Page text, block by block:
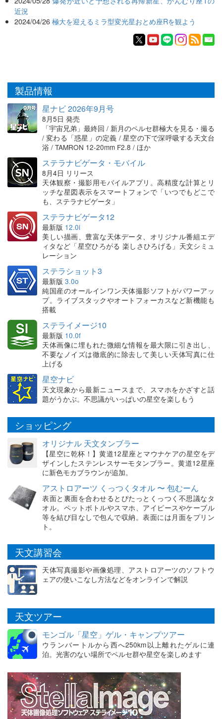
近況
2024/04/26 極大を迎えるミラ型変光星おとめ座Rを観よう
製品情報
星ナビ 2026年9月号
8月5日 発売
「宇宙兄弟」最終回 / 新月のペルセ群極大を見る・撮る
/ 変わる「惑星」の定義 / 星空の下で深呼吸する天文台
浴 / TAMRON 12-20mm F2.8 / ほか
ステラナビゲータ・モバイル
8月4日 リリース
天体観察・撮影用モバイルアプリ。高精度な計算とリ
ッチな星図表示をスマートフォンで「いつでもどこで
も、ステラナビゲータ」
ステラナビゲータ12
最新版 12.0i
美しい描画、豊富な天体データ、オリジナル番組エデ
ィタなど「星空ひろがる 楽しさひろげる」天文シミュ
レーション
ステラショット3
最新版 3.0o
純国産のオールインワン天体撮影ソフトがパワーアッ
プ。ライブスタックやオートフォーカスなど新機能も
搭載
ステライメージ10
最新版 10.0f
天体画像に埋もれた微細な情報を最大限に引き出し、
不要なノイズは徹底的に除去して美しい天体写真に仕
上げる
星空ナビ
天文現象から最新ニュースまで、スマホをかざすと話
題がうかぶ。不思議がいっぱいの星空を楽しもう
ショッピング
オリジナル 天文タンブラー
【星空に乾杯！】黄道12星座とマウナケアの星空をデ
ザインしたステンレスサーモタンブラー。黄道12星座
に新色モカブラウンが追加。
アストロアーツ くっつくタオル 〜 包むーん
表面と裏面を合わせるとぴたっとくっつく不思議なタ
オル。ペットボトルやスマホ、アイピースやケーブル
等を結び目なしで包んで収納。表面には月面をプリン
ト。
天文講習会
天体写真撮影や画像処理、アストロアーツのソフトウ
ェアの使いこなし方法などをオンラインで解説
天文ツアー
モンゴル「星空」ゲル・キャンプツアー
ウランバートルから西へ250km以上離れたゲルに連
泊。光害のない場所でペルセ群や星空を楽しめます